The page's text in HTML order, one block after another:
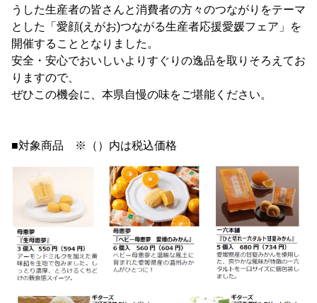
うした生産者の皆さんと消費者の方々のつながりをテーマ
とした「愛顔(えがお)つながる生産者応援愛媛フェア」を
開催することとなりました。
安全・安心でおいしいよりすぐりの逸品を取りそろえてお
りますので、
ぜひこの機会に、本県自慢の味をご堪能ください。
■対象商品 ※（）内は税込価格